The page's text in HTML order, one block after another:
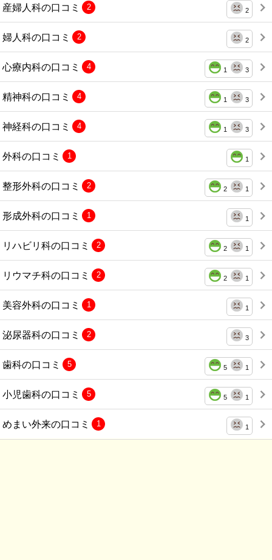
産婦人科の口コミ 2
2
婦人科の口コミ 2
2
心療内科の口コミ 1 3
4
精神科の口コミ 1 3
4
神経科の口コミ 1 3
4
外科の口コミ 1
1
整形外科の口コミ 2 1
2
形成外科の口コミ 1
1
リハビリ科の口コミ 2 1
2
リウマチ科の口コミ 2 1
2
美容外科の口コミ 1
1
泌尿器科の口コミ 3
2
歯科の口コミ 5 1
5
小児歯科の口コミ 5 1
5
めまい外来の口コミ 1
1